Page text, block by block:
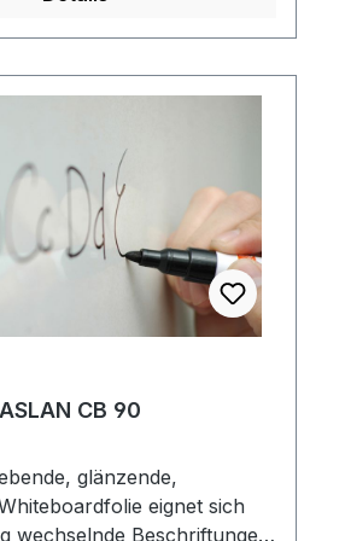
Sicken und Nieten.
CB 90
glänzende,
eignet sich
wechselnde Beschriftungen.